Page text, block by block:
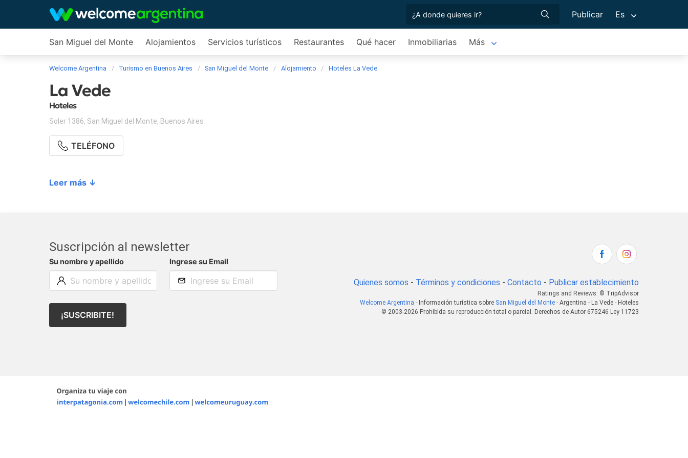
Publicar Es
San Miguel del Monte Alojamientos Servicios turísticos Restaurantes Qué hacer Inmobiliarias Más
Welcome Argentina Turismo en Buenos Aires San Miguel del Monte Alojamiento Hoteles La Vede
La Vede
Hoteles
Soler 1386, San Miguel del Monte, Buenos Aires
TELÉFONO
Leer más ↓
Suscripción al newsletter
Su nombre y apellido Ingrese su Email
¡SUSCRIBITE!
Quienes somos - Términos y condiciones - Contacto - Publicar establecimiento
Ratings and Reviews: © TripAdvisor
Welcome Argentina - Información turística sobre San Miguel del Monte - Argentina - La Vede - Hoteles
© 2003-2026 Prohibida su reproducción total o parcial. Derechos de Autor 675246 Ley 11723